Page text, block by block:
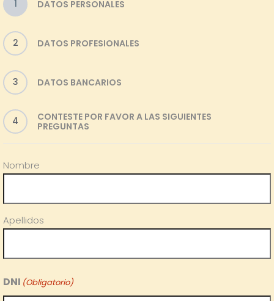
1 DATOS PERSONALES
2 DATOS PROFESIONALES
3 DATOS BANCARIOS
4
CONTESTE POR FAVOR A LAS SIGUIENTES
PREGUNTAS
Nombre
Nombre
Apellidos
DNI (Obligatorio)